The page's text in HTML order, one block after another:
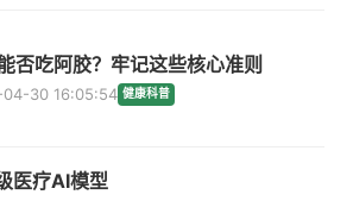
否吃阿胶？牢记这些核心准则
30 16:05:54 健康科普
医疗AI模型